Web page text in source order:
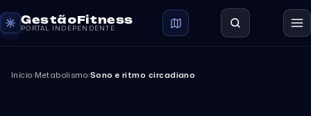
GestãoFitness
PORTAL INDEPENDENTE
Início›Metabolismo›Sono e ritmo circadiano